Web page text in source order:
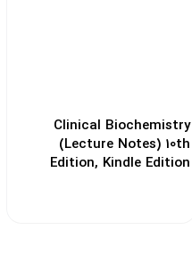
Clinical Biochemistry
(Lecture Notes) 10th
Edition, Kindle Edition